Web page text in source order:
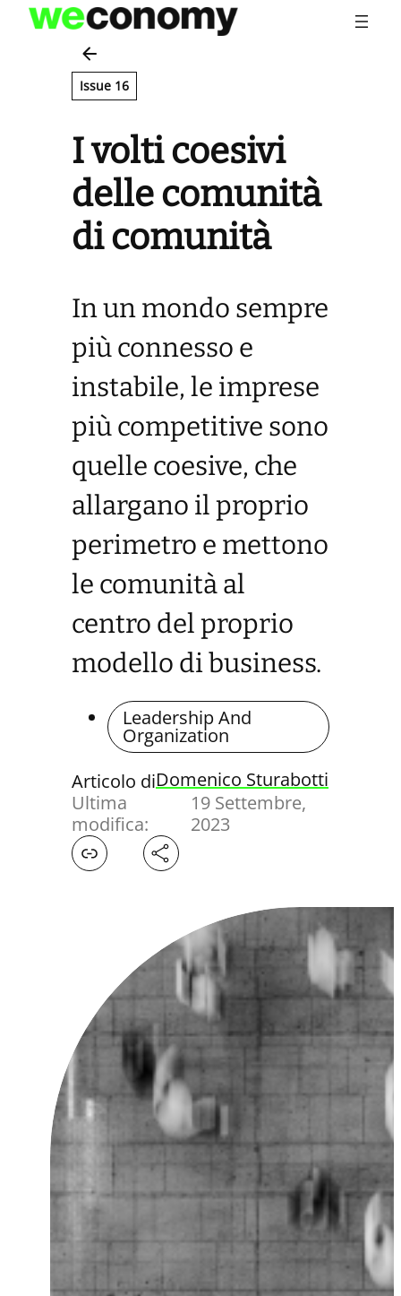
Vai
contenuto
Issue 16
I volti coesivi
delle comunità
di comunità
In un mondo sempre
più connesso e
instabile, le imprese
più competitive sono
quelle coesive, che
allargano il proprio
perimetro e mettono
le comunità al
centro del proprio
modello di business.
Leadership And
Organization
Articolo diDomenico Sturabotti
Ultima
modifica:
19 Settembre,
2023